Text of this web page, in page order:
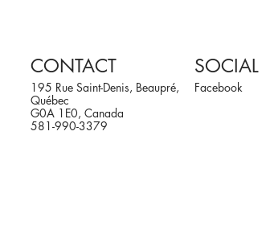
CONTACT
195 Rue Saint-Denis, Beaupré,
Québec
G0A 1E0, Canada
581-990-3379
SOCIAL
Facebook